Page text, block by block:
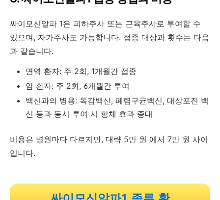
싸이모신알파 1은 피하주사 또는 근육주사로 투여할 수
있으며, 자가주사도 가능합니다. 접종 대상과 횟수는 다음
과 같습니다.
면역 환자: 주 2회, 1개월간 접종
암 환자: 주 2회, 6개월간 투여
백신과의 병용: 독감백신, 폐렴구균백신, 대상포진 백
신 등과 동시 투여 시 항체 효과 증대
비용은 병원마다 다르지만, 대략 5만 원 에서 7만 원 사이
입니다.